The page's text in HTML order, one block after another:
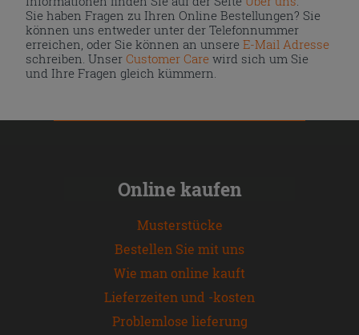
Sie haben Fragen zu Ihren Online Bestellungen? Sie
können uns entweder unter der Telefonnummer
erreichen, oder Sie können an unsereE-Mail Adresse
schreiben. UnserCustomer Care wird sich um Sie
und Ihre Fragen gleich kümmern.
Online kaufen
Musterstücke
Bestellen Sie mit uns
Wie man online kauft
Lieferzeiten und -kosten
Problemlose lieferung